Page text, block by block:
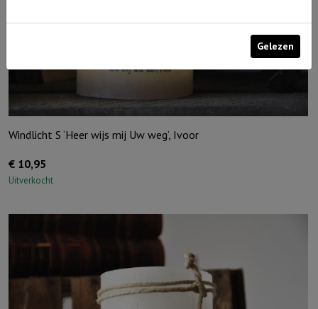
Windlicht S ‘Heer wijs mij Uw weg’, Ivoor
€ 10,95
Uitverkocht
Gelezen